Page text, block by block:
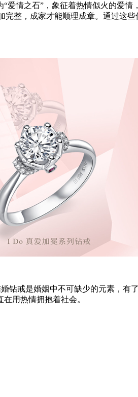
情之石”，象征着热情似火的爱
整，成家才能顺理成章。通过这
戒是婚姻中不可缺少的元素，有
用热情拥抱着社会。